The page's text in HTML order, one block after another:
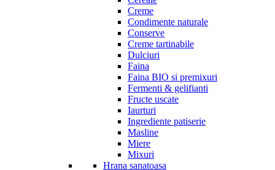
Creme
Condimente naturale
Conserve
Creme tartinabile
Dulciuri
Faina
Faina BIO si premixuri
Fermenti & gelifianti
Fructe uscate
Iaurturi
Ingrediente patiserie
Masline
Miere
Mixuri
Hrana sanatoasa